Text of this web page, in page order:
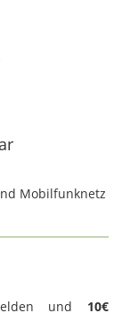
Mobilfunknetz
und 10€